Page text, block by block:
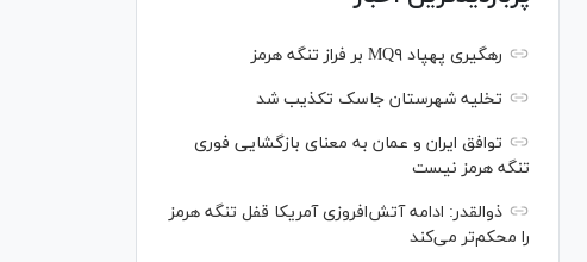
رهگیری پهپاد MQ۹ بر فراز تنگه هرمز
تخلیه شهرستان جاسک تکذیب شد
توافق ایران و عمان به معنای بازگشایی فوری
تنگه هرمز نیست
ذوالقدر: ادامه آتش‌افروزی آمریکا قفل تنگه هرمز
را محکم‌تر می‌کند